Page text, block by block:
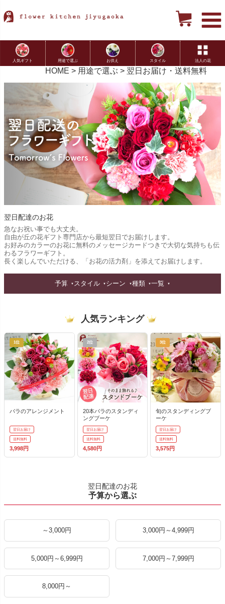
人気ギフト 用途で選ぶ お供え スタイル 法人の花
HOME 用途で選ぶ 翌日お届け・送料無料
翌日配達のお花
急なお祝い事でも大丈夫。
自由が丘の花ギフト専門店から最短翌日でお届けします。
お好みのカラーのお花に無料のメッセージカードつきで大切な気持ちも伝
わるフラワーギフト。
長く楽しんでいただける、「お花の活力剤」を添えてお届けします。
予算 スタイル シーン 種類 一覧
人気ランキング
1位
バラのアレンジメント
翌日お届け
送料無料
3,998円
2位
20本バラのスタンディ
ングブーケ
翌日お届け
送料無料
4,580円
3位
旬のスタンディングブ
ーケ
翌日お届け
送料無料
3,575円
翌日配達のお花
予算から選ぶ
～3,000円 3,000円～4,999円
5,000円～6,999円 7,000円～7,999円
8,000円～